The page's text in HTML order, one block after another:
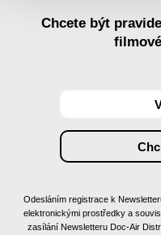
Chcete být
Odesláním registrace k
elektronickými prostředky a
zasílání Newsletteru Doc-Air